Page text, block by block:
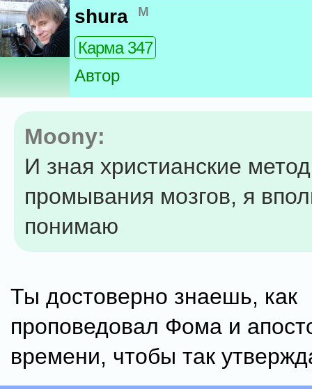
shura м
Карма 347
Автор
Moony:
И зная христианские
промывания мозгов, я
понимаю
Ты достоверно знаешь, как
проповедовал Фома и
времени, чтобы так